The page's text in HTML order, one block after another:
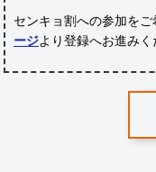
センキョ割への参加を
ージより登録へお進みく